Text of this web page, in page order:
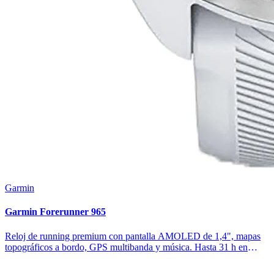
Garmin
Garmin Forerunner 965
Reloj de running premium con pantalla AMOLED de 1,4", mapas
topográficos a bordo, GPS multibanda y música. Hasta 31 h en